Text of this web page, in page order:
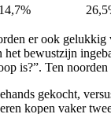
14,7%
er ook
bewustzijn
is?”. Ten
gekocht,
kopen vaker